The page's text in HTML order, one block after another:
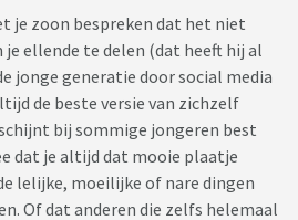
mijn taak was om hem veilig te
vader en 2 jongsten. Die ook op
bereikt.
om dit vol te houden, was om te
(Ik uit makkelijker via "papier").
iets minder kon delen is me
je zoon bespreken dat het niet
ellende te delen (dat heeft hij al
jonge generatie door social media
de beste versie van zichzelf
bij sommige jongeren best
dat je altijd dat mooie plaatje
lelijke, moeilijke of nare dingen
Of dat anderen die zelfs helemaal